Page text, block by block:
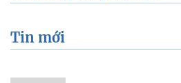
Tin mới